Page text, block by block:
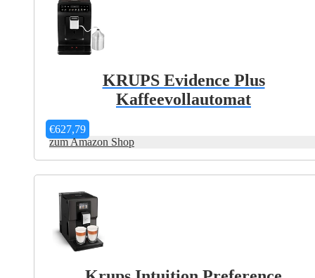
KRUPS Evidence Plus
Kaffeevollautomat
€627,79
zum Amazon Shop